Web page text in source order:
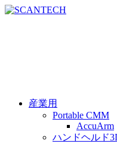
産業用
Portable CMM
AccuArm
ハンドヘルド